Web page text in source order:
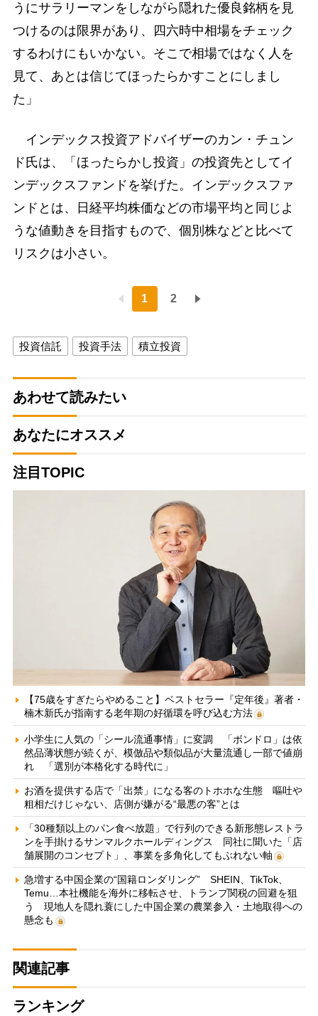
うにサラリーマンをしながら隠れた優良銘柄を見
つけるのは限界があり、四六時中相場をチェック
するわけにもいかない。そこで相場ではなく人を
見て、あとは信じてほったらかすことにしまし
た」
インデックス投資アドバイザーのカン・チュン
ド氏は、「ほったらかし投資」の投資先としてイ
ンデックスファンドを挙げた。インデックスファ
ンドとは、日経平均株価などの市場平均と同じよ
うな値動きを目指すもので、個別株などと比べて
リスクは小さい。
1 2
投資信託 投資手法 積立投資
あわせて読みたい
あなたにオススメ
注目TOPIC
【75歳をすぎたらやめること】ベストセラー『定年後』著者・
楠木新氏が指南する老年期の好循環を呼び込む方法
小学生に人気の「シール流通事情」に変調 「ボンドロ」は依
然品薄状態が続くが、模倣品や類似品が大量流通し一部で値崩
れ 「選別が本格化する時代に」
お酒を提供する店で「出禁」になる客のトホホな生態 嘔吐や
粗相だけじゃない、店側が嫌がる“最悪の客”とは
「30種類以上のパン食べ放題」で行列のできる新形態レストラ
ンを手掛けるサンマルクホールディングス 同社に聞いた「店
舗展開のコンセプト」、事業を多角化してもぶれない軸
急増する中国企業の“国籍ロンダリング” SHEIN、TikTok、
Temu…本社機能を海外に移転させ、トランプ関税の回避を狙
う 現地人を隠れ蓑にした中国企業の農業参入・土地取得への
懸念も
関連記事
ランキング